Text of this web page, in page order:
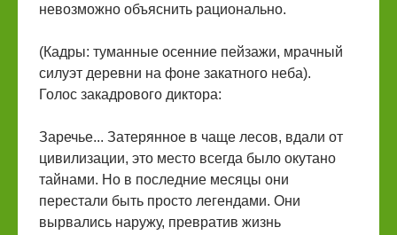
невозможно объяснить рационально.
(Кадры: туманные осенние пейзажи, мрачный
силуэт деревни на фоне закатного неба).
Голос закадрового диктора:
Заречье... Затерянное в чаще лесов, вдали от
цивилизации, это место всегда было окутано
тайнами. Но в последние месяцы они
перестали быть просто легендами. Они
вырвались наружу, превратив жизнь